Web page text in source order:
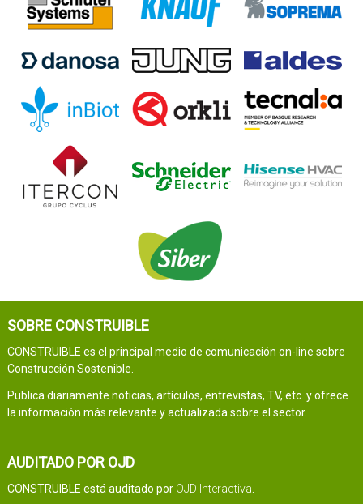
SOBRE CONSTRUIBLE
CONSTRUIBLE es el principal medio de comunicación on-line sobre
Construcción Sostenible.
Publica diariamente noticias, artículos, entrevistas, TV, etc. y ofrece
la información más relevante y actualizada sobre el sector.
AUDITADO POR OJD
CONSTRUIBLE está auditado por OJD Interactiva